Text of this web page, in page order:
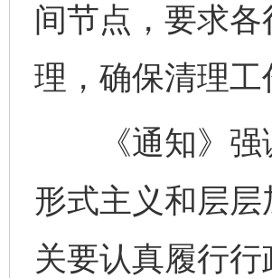
间节点，要求
理，确保清理
《通知》强调
形式主义和层
关要认真履行